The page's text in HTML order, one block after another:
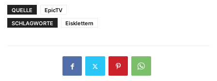
QUELLE
EpicTV
SCHLAGWORTE
Eisklettern